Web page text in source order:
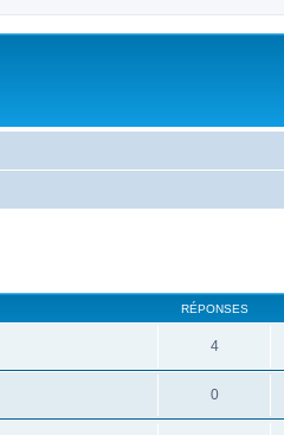
RÉPONSES
4
0